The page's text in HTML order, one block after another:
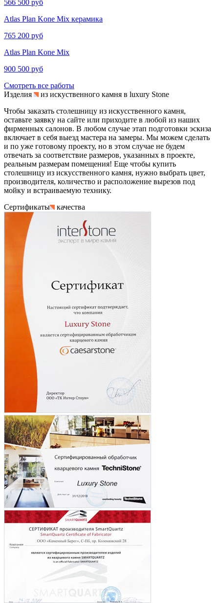
566 500 руб
Atlas Plan Kone Mix керамика
765 200 руб
Atlas Plan Kone Mix
900 500 руб
Смотреть все работы
Изделия
из искуственного камня в luxury Stone
Чтобы заказать столешницу из искусственного камня,
оставьте заявку на сайте или приходите в любой из наших
фирменных салонов. В любом случае этап подготовки эскиза
включает в себя выезд мастера на замеры. Мы можем сделать
и по уже готовому проекту, но в этом случае не будем
отвечать за соответствие размеров, указанных в проекте,
реальным размерам помещения! Еще чтобы купить
столешницу из искусственного камня, нужно выбрать цвет,
производителя, количество и расположение вырезов под
мойку и встраиваемую технику.
Сертификаты
качества